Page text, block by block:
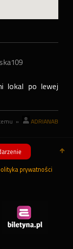
lokal po lewej
» ADRIANAB
prywatności